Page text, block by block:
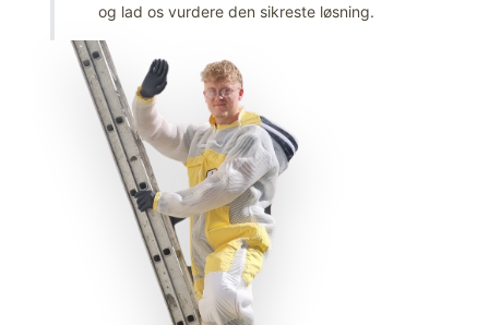
og lad os vurdere den sikreste løsning.